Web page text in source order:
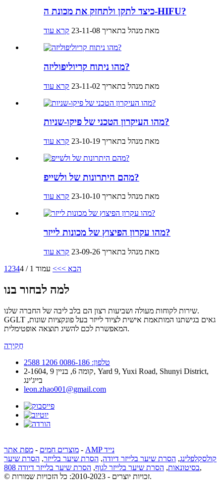
כיצד לתקן ולתחזק את מכונת ה-HIFU?
מאת מנהל בתאריך 23-11-08 קרא עוד
מהו ניתוח קריוליפוליזה?
מאת מנהל בתאריך 23-11-02 קרא עוד
מהו העיקרון הטכני של פיקו-שניות?
מאת מנהל בתאריך 23-10-19 קרא עוד
מהם היתרונות של ולשייפ?
מאת מנהל בתאריך 23-10-10 קרא עוד
מהו עקרון הפיצוץ של מכונות לייזר?
מאת מנהל בתאריך 23-09-26
קרא עוד
1 234 הבא >>> עמוד 1 / 4
למה לבחור בנו
שירות לקוחות מעולה ושביעות רצון הם בלב ליבה של החברה שלנו.
GGLT גאים בגישתנו המותאמת אישית לציוד לייזר בעל פונקציות שונות,
המאפשרת לכם להשיג תוצאה אופטימלית.
חֲקִירָה
טלפון: 0086-186 1206 2588
2-1604, קומה 6, בניין 9, Yard 9, Yuxi Road, Shunyi District,
בייג'ינג
leon.zhao001@gmail.com
מוצרים חמים - מפת אתר -
AMP נייד
קולסקלפלינג, הסרת שיער בלייזר דיודה, הסרת שיער בלייזר, הסרת שיער
בסיטונאות, הסרת שיער בלייזר לגוף, הסרת שיער בלייזר דיודה 808
,
© זכויות יוצרים - 2010-2023: כל הזכויות שמורות.